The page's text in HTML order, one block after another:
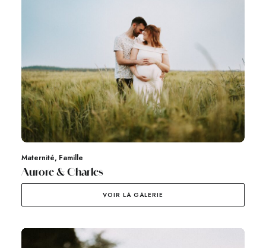
Maternité, Famille
Aurore & Charles
VOIR LA GALERIE